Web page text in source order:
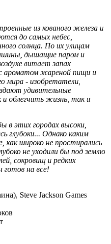
из кованого железа и
до самых небес,
солнца. По их улицам
дышащие паром и
витает запах
ароматом жареной пищи и
мира - изобретатели,
удивительные
облегчить жизнь, так и
в этих городах высоки,
глубоки... Однако каким
как широко не простирались
не уходили бы под землю
сокровищ и редких
на все!
Steve Jackson Games